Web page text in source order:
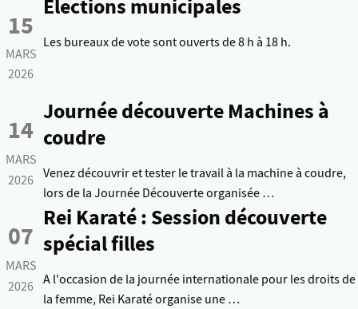
15
MARS
2026
Elections municipales
Les bureaux de vote sont ouverts de 8 h à 18 h.
14
MARS
2026
Journée découverte Machines à
coudre
Venez découvrir et tester le travail à la machine à coudre,
lors de la Journée Découverte organisée …
07
MARS
2026
Rei Karaté : Session découverte
spécial filles
A l'occasion de la journée internationale pour les droits de
la femme, Rei Karaté organise une …